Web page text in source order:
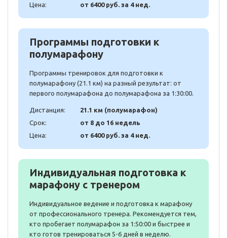
Цена:
от 6400 руб. за 4 нед.
Программы подготовки к
полумарафону
Программы тренировок для подготовки к
полумарафону (21.1 км) на разный результат: от
первого полумарафона до полумарафона за 1:30:00.
Дистанция:
21.1 км (полумарафон)
Срок:
от 8 до 16 недель
Цена:
от 6400 руб. за 4 нед.
Индивидуальная подготовка к
марафону с тренером
Индивидуальное ведение и подготовка к марафону
от профессионального тренера. Рекомендуется тем,
кто пробегает полумарафон за 1:50:00 и быстрее и
кто готов тренироваться 5-6 дней в неделю.